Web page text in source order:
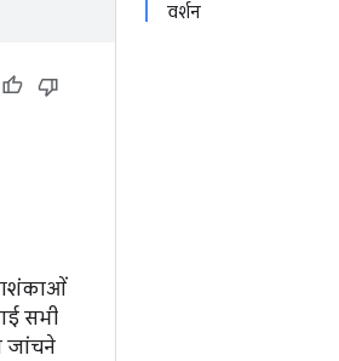
वर्शन
आशंकाओं
सभी
जांचने